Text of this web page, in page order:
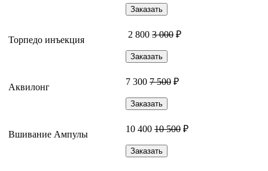
Заказать
Торпедо инъекция
2 800 3 000 ₽
Заказать
Аквилонг
7 300 7 500 ₽
Заказать
Вшивание Ампулы
10 400 10 500 ₽
Заказать